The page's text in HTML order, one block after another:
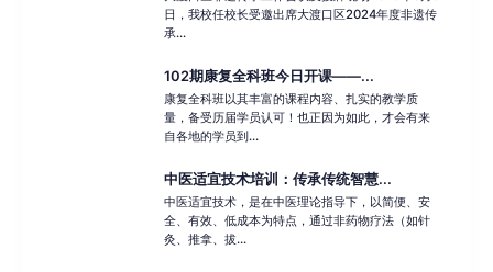
日，我校任校长受邀出席大渡口区2024年度非遗传
承...
102期康复全科班今日开课——...
康复全科班以其丰富的课程内容、扎实的教学质
量，备受历届学员认可！也正因为如此，才会有来
自各地的学员到...
中医适宜技术培训：传承传统智慧...
中医适宜技术，是在中医理论指导下，以简便、安
全、有效、低成本为特点，通过非药物疗法（如针
灸、推拿、拔...